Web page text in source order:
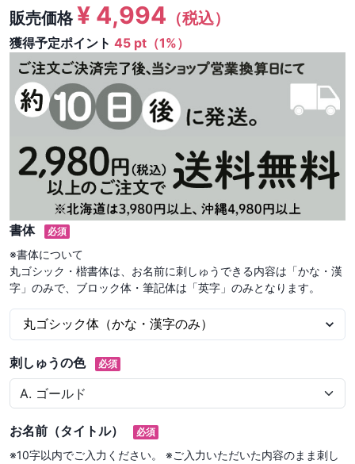
販売価格¥ 4,994 （税込）
獲得予定ポイント 45 pt（1%）
書体 必須
※書体について
丸ゴシック・楷書体は、お名前に刺しゅうできる内容は「かな・漢
字」のみで、ブロック体・筆記体は「英字」のみとなります。
刺しゅうの色 必須
お名前（タイトル） 必須
※10字以内でご入力ください。 ※ご入力いただいた内容のまま刺し